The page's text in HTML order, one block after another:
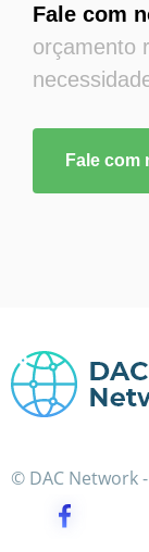
Fale com
orçamento
Fale com
© DAC Network